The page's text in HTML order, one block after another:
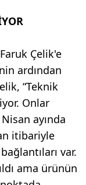
Çelik'e
ardından
“Teknik
Onlar
ayında
itibariyle
var.
ama ürünün